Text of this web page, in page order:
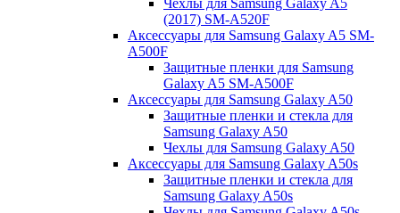
(2017) SM-A520F
Аксессуары для Samsung Galaxy A5 SM-
A500F
Защитные пленки для Samsung
Galaxy A5 SM-A500F
Аксессуары для Samsung Galaxy A50
Защитные пленки и стекла для
Samsung Galaxy A50
Чехлы для Samsung Galaxy A50
Аксессуары для Samsung Galaxy A50s
Защитные пленки и стекла для
Samsung Galaxy A50s